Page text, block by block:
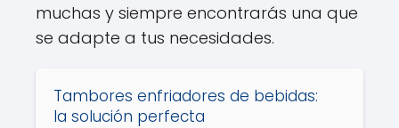
muchas y siempre encontrarás una que
se adapte a tus necesidades.
Tambores enfriadores de bebidas:
la solución perfecta